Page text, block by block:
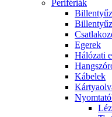
Perifériák
Egerek
Hálózati
Kábelek